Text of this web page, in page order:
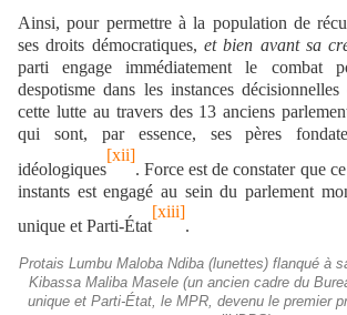
Ainsi, pour permettre à la population de
ses droits démocratiques, et bien avant sa
parti engage immédiatement le combat
despotisme dans les instances
cette lutte au travers des 13 anciens
qui sont, par essence, ses pères
idéologiques
[xii]
. Force est de constater que
instants est engagé au sein du parlement
unique et Parti-État
[xiii]
.
Protais Lumbu Maloba Ndiba (lunettes) flanqué à
Kibassa Maliba Masele (un ancien cadre du
unique et Parti-État, le MPR, devenu le premier